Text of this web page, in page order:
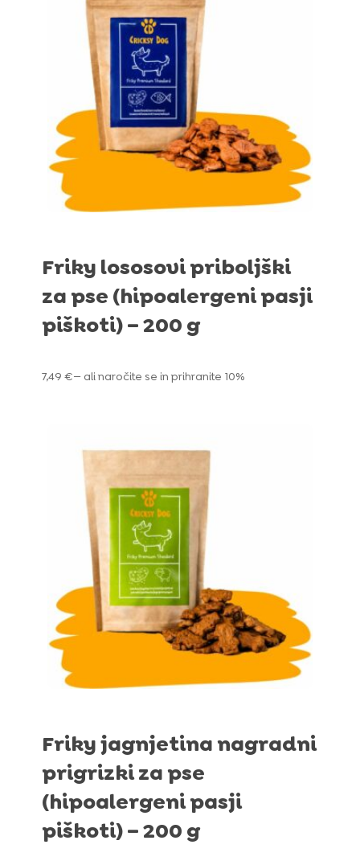
Friky lososovi priboljški
za pse (hipoalergeni pasji
piškoti) – 200 g
7,49 €— ali naročite se in prihranite 10%
Friky jagnjetina nagradni
prigrizki za pse
(hipoalergeni pasji
piškoti) – 200 g